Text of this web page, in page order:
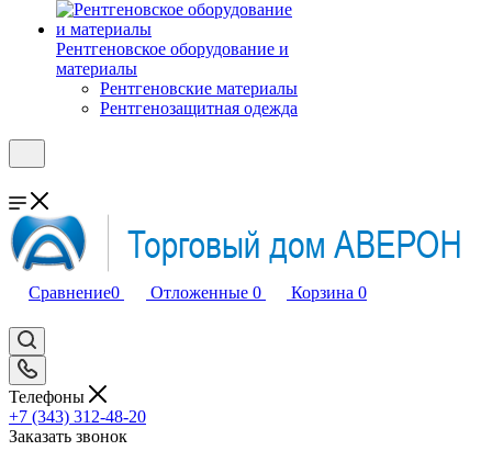
Рентгеновское оборудование и
материалы
Рентгеновские материалы
Рентгенозащитная одежда
Сравнение0 Отложенные 0 Корзина 0
Телефоны
+7 (343) 312-48-20
Заказать звонок